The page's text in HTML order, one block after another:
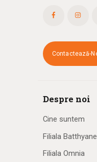
Contactează-
Despre noi
Cine suntem
Filiala
Filiala Omnia